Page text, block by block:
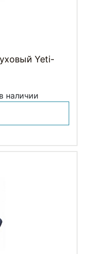
Yeti-
наличии